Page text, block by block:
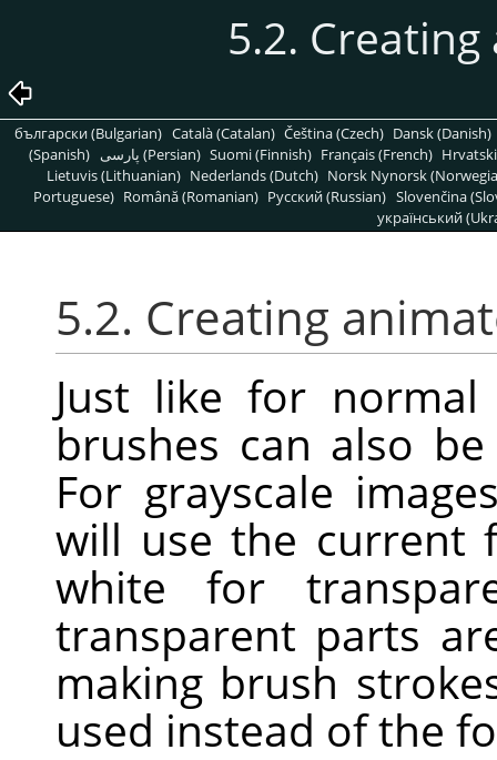
5.2.
български (Bulgarian) Català (Catalan) Čeština (Czech) Dansk (Danish)
(Spanish)
پارسی (Persian) Suomi (Finnish) Français (French)
Lietuvis (Lithuanian) Nederlands (Dutch) Norsk Nynorsk
Portuguese) Română (Romanian) Pусский (Russian) Slovenčina
український
5.2. Creating
Just like for normal
brushes can also
For grayscale
will use the current
white for
transparent parts
making brush
used instead of the